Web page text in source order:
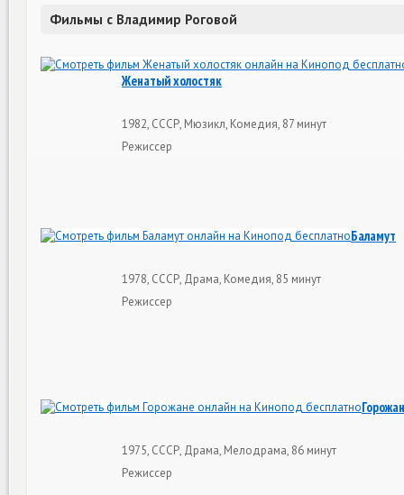
Фильмы с Владимир Роговой
Женатый холостяк
1982, СССР, Мюзикл, Комедия, 87 минут
Режиссер
Баламут
1978, СССР, Драма, Комедия, 85 минут
Режиссер
1975, СССР, Драма, Мелодрама, 86 минут
Режиссер